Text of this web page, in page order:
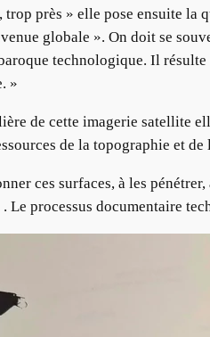
près » elle pose ensuite la
globale ». On doit se
technologique. Il résulte
»
de cette imagerie satellite
de la topographie et de
ces surfaces, à les
Le processus documentaire